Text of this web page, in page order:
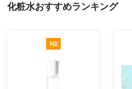
化粧水おすすめランキング
1位